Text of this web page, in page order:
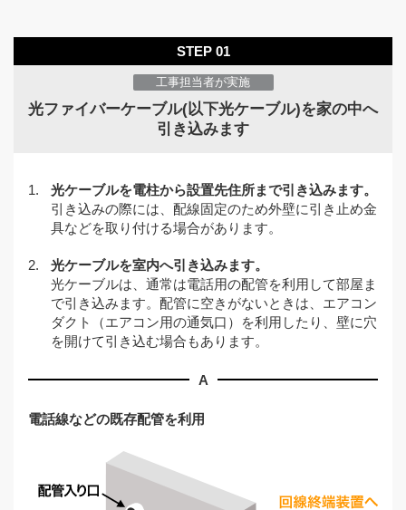
STEP 01
工事担当者が実施
光ファイバーケーブル(以下光ケーブル)を家の中へ
引き込みます
1.
光ケーブルを電柱から設置先住所まで引き込みます。
引き込みの際には、配線固定のため外壁に引き止め金
具などを取り付ける場合があります。
2.
光ケーブルを室内へ引き込みます。
光ケーブルは、通常は電話用の配管を利用して部屋ま
で引き込みます。配管に空きがないときは、エアコン
ダクト（エアコン用の通気口）を利用したり、壁に穴
を開けて引き込む場合もあります。
A
電話線などの既存配管を利用